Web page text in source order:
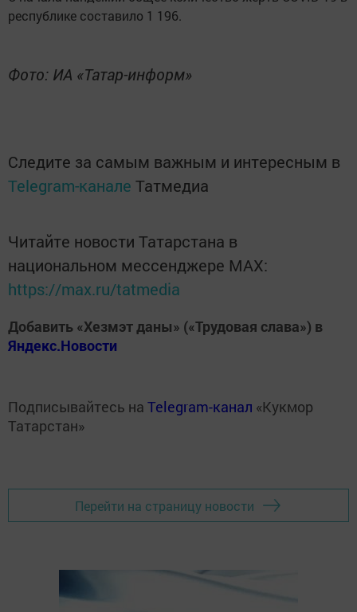
республике составило 1 196.
Фото: ИА «Татар-информ»
Следите за самым важным и интересным в
Telegram-канале Татмедиа
Читайте новости Татарстана в
национальном мессенджере MАХ:
https://max.ru/tatmedia
Добавить «Хезмэт даны» («Трудовая слава») в
Яндекс.Новости
Подписывайтесь на Telegram-канал «Кукмор
Татарстан»
Перейти на страницу новости